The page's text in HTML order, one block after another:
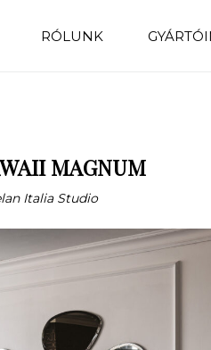
RÓLUNK
MAGNUM
Italia Studio